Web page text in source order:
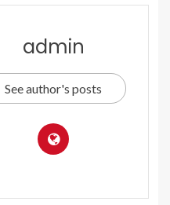
admin
See author's posts